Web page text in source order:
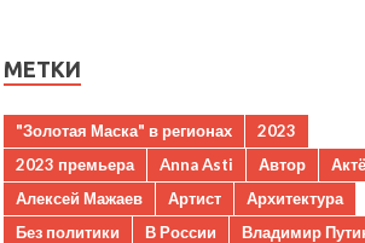
МЕТКИ
"Золотая Маска" в регионах
2023
2023 премьера
Anna Asti Автор
Алексей Мажаев
Артист
Архитектура
Без политики
В России
Владимир